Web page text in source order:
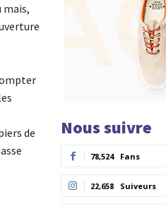
mais,
de
Nous suivre
78,524 Fans
22,658 Suiveurs